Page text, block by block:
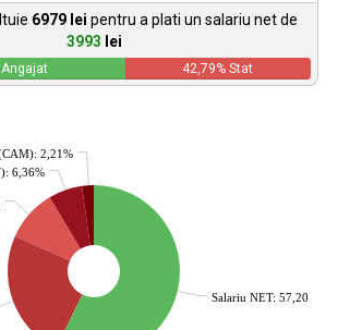
6979 lei pentru a plati un salariu net de
3993 lei
Angajat 42,79% Stat
Salariu NET: 57,20%
6,36%
2,21%